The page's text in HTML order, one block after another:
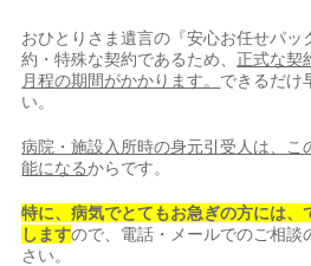
おひとりさま遺言の『安心お任せパッ
約・特殊な契約であるため、 正式な契
月程の期間がかかります。 できるだけ
い。
病院・施設入所時の身元引受人は、こ
能になるからです。
特に、病気でとてもお急ぎの方には、
しますので、電話・メールでのご相談
さい。